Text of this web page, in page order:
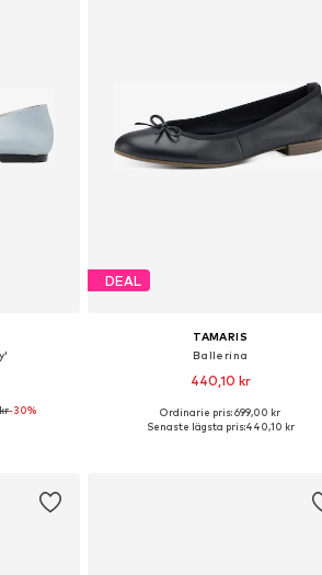
-30%
DEAL
TAMARIS
Ballerina
440,10 kr
+11
Tillgängliga storlekar: 36, 37, 38, 39,
Ordinarie pris: 699,00 kr
Senaste lägsta pris:440,10 kr